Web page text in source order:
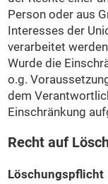
Person oder aus
Interesses der
verarbeitet
Wurde die
o.g.
dem
Einschränkung
Recht auf
Löschungspflicht